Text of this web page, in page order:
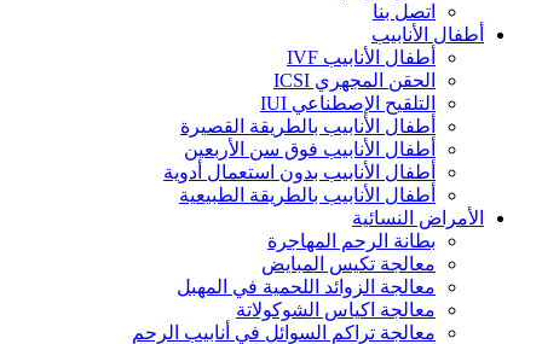
اتصل بنا
أطفال الأنابيب
أطفال الأنابيب IVF
الحقن المجهري ICSI
التلقيح الإصطناعي IUI
أطفال الأنابيب بالطريقة القصيرة
أطفال الأنابيب فوق سن الأربعين
أطفال الأنابيب بدون استعمال أدوية
أطفال الأنابيب بالطريقة الطبيعية
الأمراض النسائية
بطانة الرحم المهاجرة
معالجة تكيس المبايض
معالجة الزوائد اللحمية في المهبل
معالجة اكياس الشوكولاتة
معالجة تراكم السوائل في أنابيب الرحم